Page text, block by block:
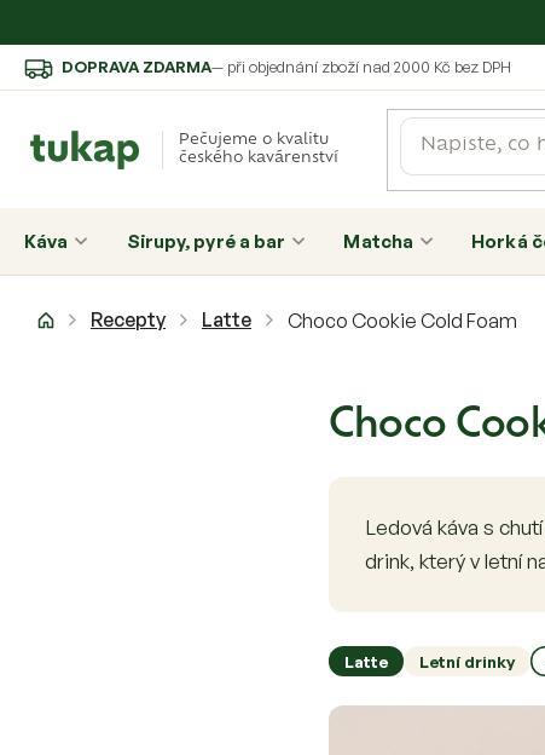
Přejít
na
DOPRAVA ZDARMA— při objednání zboží nad 2000 Kč bez DPH
Pečujeme o kvalitu
českého kavárenství
Káva Sirupy, pyré a bar Matcha Horká
DomůRecepty Latte Choco Cookie Cold Foam
Choco
Ledová káva s
drink, který v letní
Latte Letní drinky